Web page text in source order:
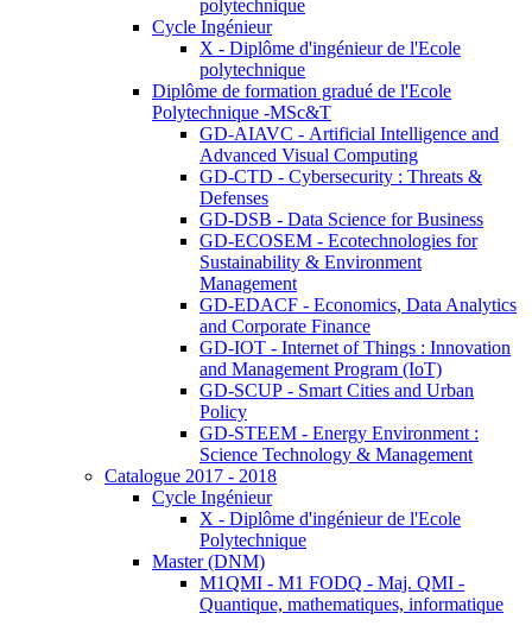
polytechnique
Cycle Ingénieur
X - Diplôme d'ingénieur de l'Ecole
polytechnique
Diplôme de formation gradué de l'Ecole
Polytechnique -MSc&T
GD-AIAVC - Artificial Intelligence and
Advanced Visual Computing
GD-CTD - Cybersecurity : Threats &
Defenses
GD-DSB - Data Science for Business
GD-ECOSEM - Ecotechnologies for
Sustainability & Environment
Management
GD-EDACF - Economics, Data Analytics
and Corporate Finance
GD-IOT - Internet of Things : Innovation
and Management Program (IoT)
GD-SCUP - Smart Cities and Urban
Policy
GD-STEEM - Energy Environment :
Science Technology & Management
Catalogue 2017 - 2018
Cycle Ingénieur
X - Diplôme d'ingénieur de l'Ecole
Polytechnique
Master (DNM)
M1QMI - M1 FODQ - Maj. QMI -
Quantique, mathematiques, informatique